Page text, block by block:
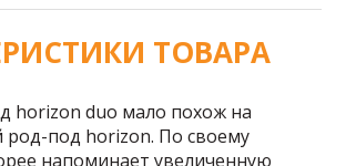
ТОВАРА
horizon duo мало похож на
род-под horizon. По своему
напоминает увеличенную